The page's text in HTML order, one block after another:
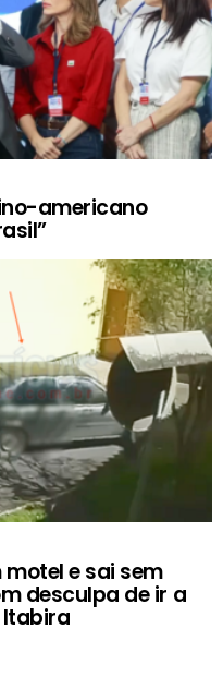
americano
e sai sem
desculpa de ir a